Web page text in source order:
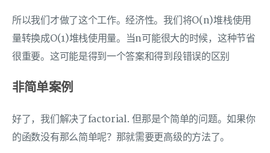
所以我们才做了这个工作。经济性。我们将O(n)堆栈使用
量转换成O(1)堆栈使用量。当n可能很大的时候，这种节省
很重要。这可能是得到一个答案和得到段错误的区别
非简单案例
好了，我们解决了factorial. 但那是个简单的问题。如果你
的函数没有那么简单呢？那就需要更高级的方法了。